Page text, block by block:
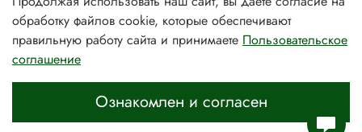
магазин)
+7(931) 239-81-06 (розничный
магазин)
обработку файлов cookie, которые обеспечивают
правильную работу сайта и принимаете Пользовательское
соглашение
Ознакомлен и согласен